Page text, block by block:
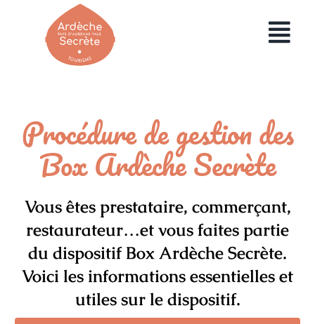
UTILISER MA BOX
COMMANDER UNE BOX
ENTREPRISES
Procédure de gestion des
Box Ardèche Secrète
Vous êtes prestataire, commerçant,
restaurateur…et vous faites partie
du dispositifBox Ardèche Secrète.
Voici les informations essentielles et
utiles sur le dispositif.